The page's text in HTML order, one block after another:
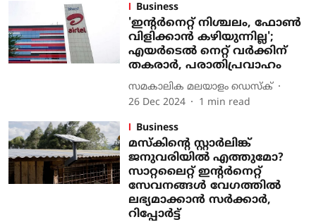
Business
'ഇന്റര്‍നെറ്റ് നിശ്ചലം, ഫോണ്‍
വിളിക്കാന്‍ കഴിയുന്നില്ല';
എയര്‍ടെല്‍ നെറ്റ് വര്‍ക്കിന്
തകരാര്‍, പരാതിപ്രവാഹം
സമകാലിക മലയാളം ഡെസ്ക്
26 Dec 2024
1 min read
Business
മസ്‌കിന്റെ സ്റ്റാര്‍ലിങ്ക്
ജനുവരിയില്‍ എത്തുമോ?
സാറ്റലൈറ്റ് ഇന്റര്‍നെറ്റ്
സേവനങ്ങള്‍ വേഗത്തില്‍
ലഭ്യമാക്കാന്‍ സര്‍ക്കാര്‍,
റിപ്പോര്‍ട്ട്